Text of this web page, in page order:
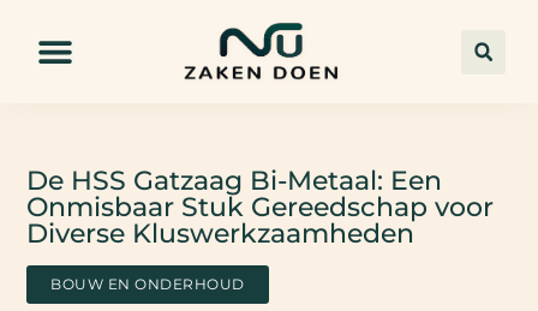
De HSS Gatzaag Bi-Metaal: Een
Onmisbaar Stuk Gereedschap voor
Diverse Kluswerkzaamheden
BOUW EN ONDERHOUD